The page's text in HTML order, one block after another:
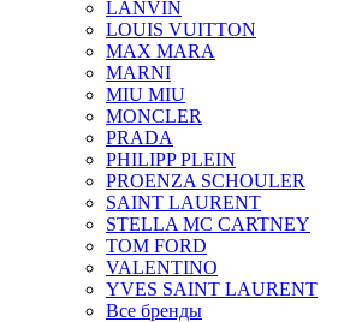
LANVIN
LOUIS VUITTON
MAX MARA
MARNI
MIU MIU
MONCLER
PRADA
PHILIPP PLEIN
PROENZA SCHOULER
SAINT LAURENT
STELLA MC CARTNEY
TOM FORD
VALENTINO
YVES SAINT LAURENT
Все бренды